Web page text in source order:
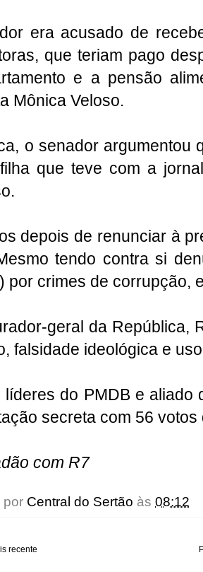
era acusado de
que teriam pago
e a pensão
Mônica Veloso.
o senador argumentou
que teve com a
depois de renunciar à
tendo contra si
por crimes de corrupção,
geral da República,
falsidade ideológica e
líderes do PMDB e aliado
secreta com 56
com R7
por Central do Sertão às 08:12
recente